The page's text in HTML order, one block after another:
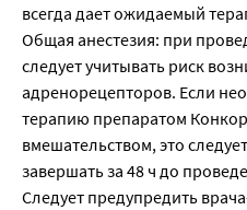
всегда дает ожидаемый
Общая анестезия: при
следует учитывать риск
адренорецепторов. Если
терапию препаратом
вмешательством, это
завершать за 48 ч до
Следует предупредить